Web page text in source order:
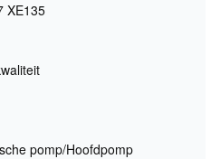
XE135
pomp/Hoofdpomp